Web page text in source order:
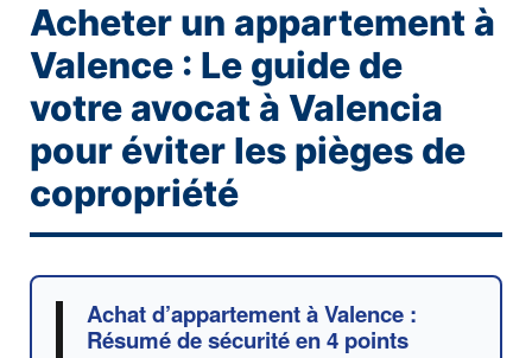
Acheter un appartement à
Valence : Le guide de
votre avocat à Valencia
pour éviter les pièges de
copropriété
Achat d’appartement à Valence :
Résumé de sécurité en 4 points